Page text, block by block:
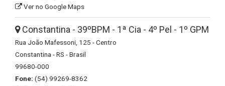
Ver no Google Maps
Constantina - 39ºBPM - 1ª Cia - 4º Pel - 1º GPM
Rua João Mafessoni, 125 - Centro
Constantina - RS - Brasil
99680-000
Fone: (54) 99269-8362